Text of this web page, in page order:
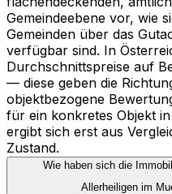
Gemeindeebene vor, wie
Gemeinden über das
verfügbar sind. In
Durchschnittspreise auf
— diese geben die
objektbezogene
für ein konkretes Objekt
ergibt sich erst aus
Zustand.
Wie haben sich die
Allerheiligen im